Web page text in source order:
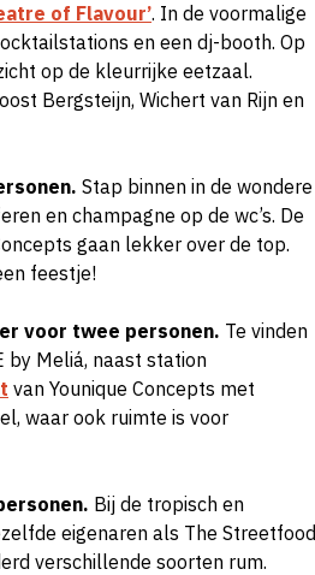
of Flavour’. In de voormalige
en een dj-booth. Op
op de kleurrijke eetzaal.
Bergsteijn, Wichert van Rijn en
Stap binnen in de wondere
en champagne op de wc’s. De
gaan lekker over de top.
feestje!
voor twee personen. Te vinden
by Meliá, naast station
van Younique Concepts met
waar ook ruimte is voor
Bij de tropisch en
eigenaren als The Streetfood
verschillende soorten rum.